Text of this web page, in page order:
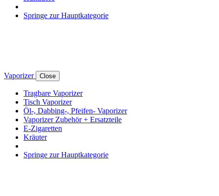
Springe zur Hauptkategorie
Vaporizer Close
Tragbare Vaporizer
Tisch Vaporizer
Öl-, Dabbing-, Pfeifen- Vaporizer
Vaporizer Zubehör + Ersatzteile
E-Zigaretten
Kräuter
Springe zur Hauptkategorie